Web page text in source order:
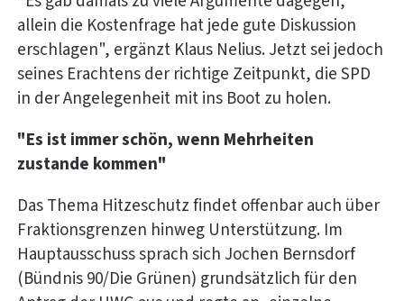
allein die Kostenfrage hat jede gute Diskussion
erschlagen", ergänzt Klaus Nelius. Jetzt sei jedoch
seines Erachtens der richtige Zeitpunkt, die SPD
in der Angelegenheit mit ins Boot zu holen.
"Es ist immer schön, wenn Mehrheiten
zustande kommen"
Das Thema Hitzeschutz findet offenbar auch über
Fraktionsgrenzen hinweg Unterstützung. Im
Hauptausschuss sprach sich Jochen Bernsdorf
(Bündnis 90/Die Grünen) grundsätzlich für den